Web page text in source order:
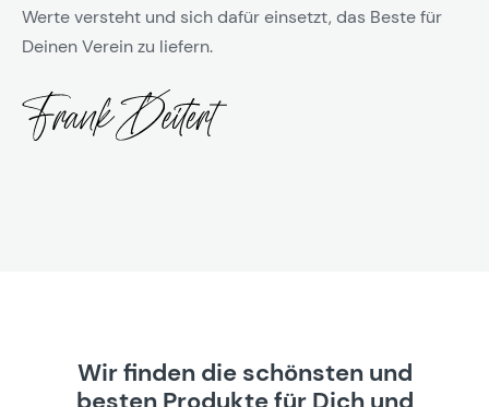
Werte versteht und sich dafür einsetzt, das Beste für
Deinen Verein zu liefern.
Wir finden die schönsten und